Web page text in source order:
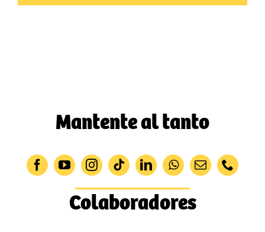
Mantente al tanto
Colaboradores